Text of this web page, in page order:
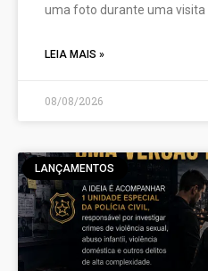
uma foto durante uma visita
LEIA MAIS »
08/08/2026
LANÇAMENTOS